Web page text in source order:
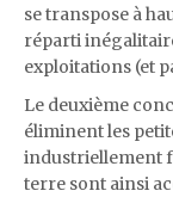
se transpose à
réparti
exploitations (et
Le deuxième
éliminent les
industriellement
terre sont ainsi